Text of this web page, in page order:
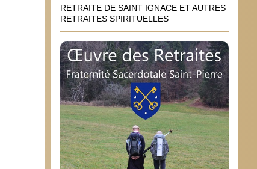
RETRAITE DE SAINT IGNACE ET AUTRES
RETRAITES SPIRITUELLES